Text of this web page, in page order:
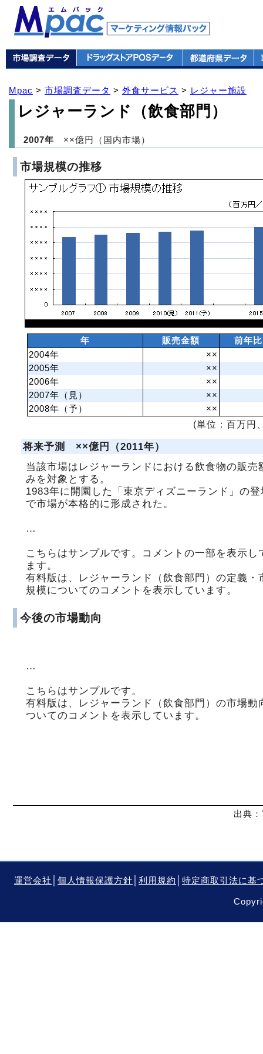
Mpac > 市場調査データ > 外食サービス > レジャー施設
レジャーランド（飲食部門）
2007年 ××億円（国内市場）
市場規模の推移
年 販売金額
前年比
2004年
××
2005年
××
2006年
××
2007年（見）
××
2008年（予）
××
(単位：百万円
将来予測 ××億円（2011年）
当該市場はレジャーランドにおける飲食物の販売
みを対象とする。
1983年に開園した「東京ディズニーランド」の登
で市場が本格的に形成された。
…
こちらはサンプルです。コメントの一部を表示し
ます。
有料版は、レジャーランド（飲食部門）の定義・
規模についてのコメントを表示しています。
今後の市場動向
…
こちらはサンプルです。
有料版は、レジャーランド（飲食部門）の市場動
ついてのコメントを表示しています。
出典
運営会社 個人情報保護方針 利用規約 特定商取引法に基